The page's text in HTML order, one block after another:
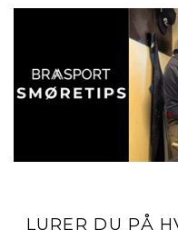
LURER DU PÅ